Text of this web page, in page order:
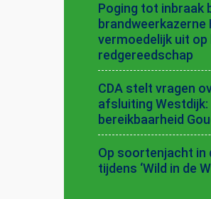
Poging tot inbraak
brandweerkazerne
vermoedelijk uit op
redgereedschap
CDA stelt vragen
afsluiting
bereikbaarheid
Op soortenjacht in
tijdens ‘Wild in de